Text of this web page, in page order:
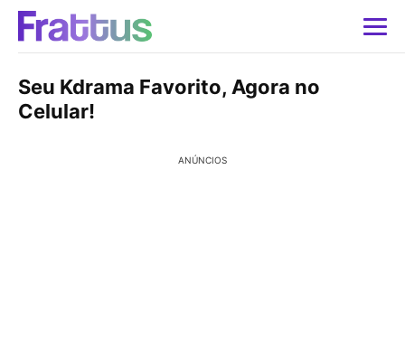
Seu Kdrama Favorito, Agora no
Celular!
ANÚNCIOS